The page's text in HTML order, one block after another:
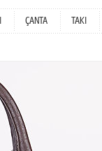
ÇANTA TAKI